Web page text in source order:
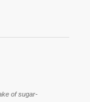
of sugar-